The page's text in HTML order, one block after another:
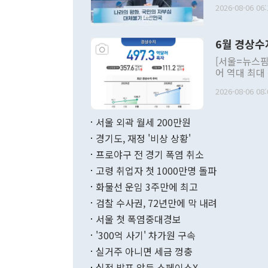
발언 중에는
주의적 희망
관의 대북
관 부처 장
관의 무리한
다. [정동영 통일부 장관이 지난달 23일 오후 서울 종로구 정부서울청사에
무너졌다고
함께 4자 대
2026-08-06
6월 경상
[서울=뉴스
어 역대 최
료=한국은행] 한국은행이 6일 발표한 '2026년 6월 국제수지(잠정)'
며 월간 기
196.9% 급
수출은
2026-08-06
서울 외곽 월세 200만원
경기도, 재정 '비상 상황'
프로야구 전 경기 폭염 취소
고령 취업자 첫 1000만명 돌파
화물선 운임 3주만에 최고
검찰 수사권, 72년만에 막 내려
서울 첫 폭염중대경보
'300억 사기' 차가원 구속
실거주 아니면 세금 껑충